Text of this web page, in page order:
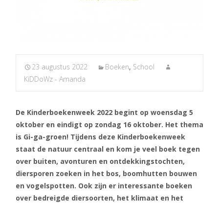
23 augustus 2022 Boeken, School
KiDDoWz - Amanda
De Kinderboekenweek 2022 begint op woensdag 5
oktober en eindigt op zondag 16 oktober. Het thema
is Gi-ga-groen! Tijdens deze Kinderboekenweek
staat de natuur centraal en kom je veel boek tegen
over buiten, avonturen en ontdekkingstochten,
diersporen zoeken in het bos, boomhutten bouwen
en vogelspotten. Ook zijn er interessante boeken
over bedreigde diersoorten, het klimaat en het